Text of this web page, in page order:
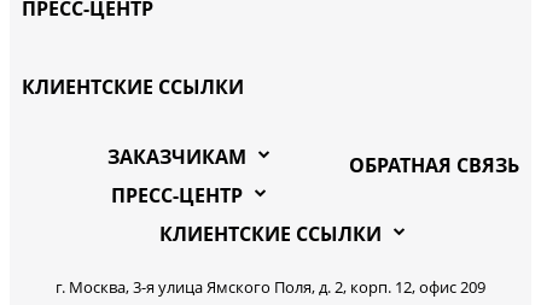
ПРЕСС-ЦЕНТР
КЛИЕНТСКИЕ ССЫЛКИ
ОБРАТНАЯ СВЯЗЬ
ЗАКАЗЧИКАМ
ПРЕСС-ЦЕНТР
КЛИЕНТСКИЕ ССЫЛКИ
г. Москва, 3-я улица Ямского Поля, д. 2, корп. 12, офис 209